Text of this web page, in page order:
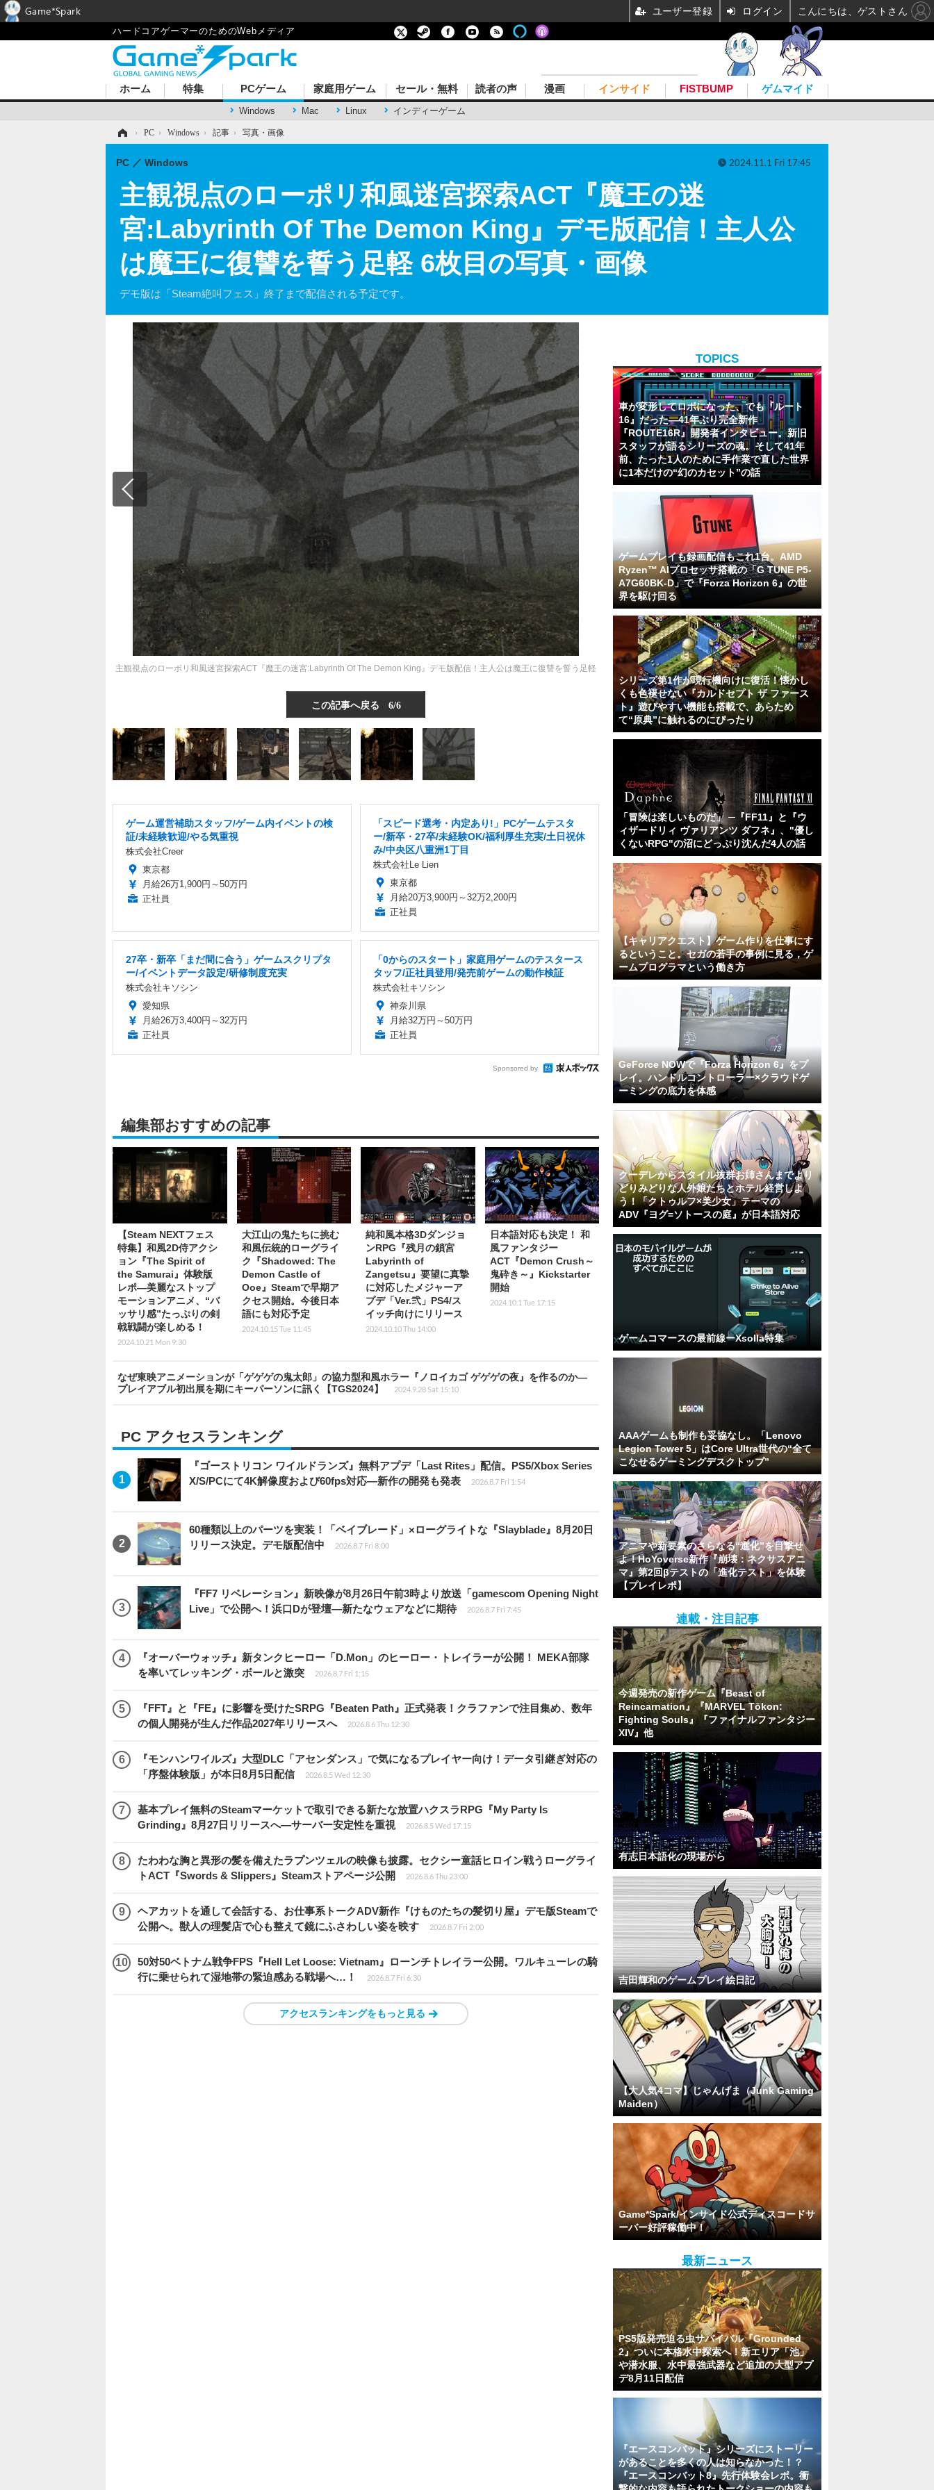
ハードコアゲーマーのためのWebメディア
ホーム 特集 PCゲーム
Windows Mac Linux インディーゲーム
家庭用ゲーム セール・無料 読者の声 漫画 インサイド FISTBUMP ゲムマイド
› PC › Windows › 記事 › 写真・画像
主観視点のローポリ和風迷宮探索ACT『魔王の迷
宮:Labyrinth Of The Demon King』デモ版配信！主人公
は魔王に復讐を誓う足軽 6枚目の写真・画像
デモ版は「Steam絶叫フェス」終了まで配信される予定です。
PC Windows 2024.11.1 Fri 17:45
主観視点のローポリ和風迷宮探索ACT『魔王の迷宮:Labyrinth Of The Demon King』デモ版配信！主人公は魔王に復讐を誓う足軽
この記事へ戻る 6/6
ゲーム運営補助スタッフ/ゲーム内イベントの検
証/未経験歓迎/やる気重視
株式会社Creer
東京都
月給26万1,900円～50万円
正社員
「スピード選考・内定あり!」PCゲームテスタ
ー/新卒・27卒/未経験OK/福利厚生充実/土日祝休
み/中央区八重洲1丁目
株式会社Le Lien
東京都
月給20万3,900円～32万2,200円
正社員
27卒・新卒「まだ間に合う」ゲームスクリプタ
ー/イベントデータ設定/研修制度充実
株式会社キソシン
愛知県
月給26万3,400円～32万円
正社員
「0からのスタート」家庭用ゲームのテスタース
タッフ/正社員登用/発売前ゲームの動作検証
株式会社キソシン
神奈川県
月給32万円～50万円
正社員
Sponsored by
編集部おすすめの記事
【Steam NEXTフェス
特集】和風2D侍アクシ
ョン『The Spirit of
the Samurai』体験版
レポ―美麗なストップ
モーションアニメ、“バ
ッサリ感”たっぷりの剣
戟戦闘が楽しめる！
2024.10.21 Mon 9:30
大江山の鬼たちに挑む
和風伝統的ローグライ
ク『Shadowed: The
Demon Castle of
Ooe』Steamで早期ア
クセス開始。今後日本
語にも対応予定
2024.10.15 Tue 11:45
純和風本格3Dダンジョ
ンRPG『残月の鎖宮
Labyrinth of
Zangetsu』要望に真摯
に対応したメジャーア
プデ「Ver.弐」PS4/ス
イッチ向けにリリース
2024.10.10 Thu 14:00
日本語対応も決定！ 和
風ファンタジー
ACT『Demon Crush～
鬼砕き～』Kickstarter
開始
2024.10.1 Tue 17:15
なぜ東映アニメーションが「ゲゲゲの鬼太郎」の協力型和風ホラー『ノロイカゴ ゲゲゲの夜』を作るのか―
プレイアブル初出展を期にキーパーソンに訊く【TGS2024】
2024.9.28 Sat 15:10
PC アクセスランキング
『ゴーストリコン ワイルドランズ』無料アプデ「Last Rites」配信。PS5/Xbox Series
X/S/PCにて4K解像度および60fps対応―新作の開発も発表
2026.8.7 Fri 1:54
60種類以上のパーツを実装！「ベイブレード」×ローグライトな『Slayblade』8月20日
リリース決定。デモ版配信中
2026.8.7 Fri 8:00
『FF7 リベレーション』新映像が8月26日午前3時より放送「gamescom Opening Night
Live」で公開へ！浜口Dが登壇―新たなウェアなどに期待
2026.8.7 Fri 7:45
『オーバーウォッチ』新タンクヒーロー「D.Mon」のヒーロー・トレイラーが公開！ MEKA部隊
を率いてレッキング・ボールと激突
2026.8.7 Fri 1:15
『FFT』と『FE』に影響を受けたSRPG『Beaten Path』正式発表！クラファンで注目集め、数年
の個人開発が生んだ作品2027年リリースへ
2026.8.6 Thu 12:30
『モンハンワイルズ』大型DLC「アセンダンス」で気になるプレイヤー向け！データ引継ぎ対応の
「序盤体験版」が本日8月5日配信
2026.8.5 Wed 12:30
基本プレイ無料のSteamマーケットで取引できる新たな放置ハクスラRPG『My Party Is
Grinding』8月27日リリースへ―サーバー安定性を重視
2026.8.5 Wed 17:15
たわわな胸と異形の髪を備えたラプンツェルの映像も披露。セクシー童話ヒロイン戦うローグライ
トACT『Swords & Slippers』Steamストアページ公開
2026.8.6 Thu 23:00
ヘアカットを通して会話する、お仕事系トークADV新作『けものたちの髪切り屋』デモ版Steamで
公開へ。獣人の理髪店で心も整えて鏡にふさわしい姿を映す
2026.8.7 Fri 2:00
50対50ベトナム戦争FPS『Hell Let Loose: Vietnam』ローンチトレイラー公開。ワルキューレの騎
行に乗せられて湿地帯の緊迫感ある戦場へ…！
2026.8.7 Fri 6:30
アクセスランキングをもっと見る
TOPICS
車が変形してロボになった、でも『ルート
16』だった―41年ぶり完全新作
『ROUTE16R』開発者インタビュー。新旧
スタッフが語るシリーズの魂。そして41年
前、たった1人のために手作業で直した世界
に1本だけの“幻のカセット”の話
ゲームプレイも録画配信もこれ1台。AMD
Ryzen™ AIプロセッサ搭載の「G TUNE P5-
A7G60BK-D」で『Forza Horizon 6』の世
界を駆け回る
シリーズ第1作が現行機向けに復活！懐かし
くも色褪せない『カルドセプト ザ ファース
ト』遊びやすい機能も搭載で、あらため
て“原典”に触れるのにぴったり
「冒険は楽しいものだ」 ─『FF11』と『ウ
ィザードリィ ヴァリアンツ ダフネ』、"優し
くないRPG"の沼にどっぷり沈んだ4人の話
【キャリアクエスト】ゲーム作りを仕事にす
るということ。セガの若手の事例に見る，ゲ
ームプログラマという働き方
GeForce NOWで『Forza Horizon 6』をプ
レイ。ハンドルコントローラー×クラウドゲ
ーミングの底力を体感
クーデレからスタイル抜群お姉さんまでより
どりみどりな人外娘たちとホテル経営しよ
う！「クトゥルフ×美少女」テーマの
ADV『ヨグ=ソトースの庭』が日本語対応
ゲームコマースの最前線ーXsolla特集
AAAゲームも制作も妥協なし。「Lenovo
Legion Tower 5」はCore Ultra世代の“全て
こなせるゲーミングデスクトップ”
アニマや新要素のさらなる“進化”を目撃せ
よ！HoYoverse新作『崩壊：ネクサスアニ
マ』第2回βテストの「進化テスト」を体験
【プレイレポ】
連載・注目記事
今週発売の新作ゲーム『Beast of
Reincarnation』『MARVEL Tōkon:
Fighting Souls』『ファイナルファンタジー
XIV』他
有志日本語化の現場から
吉田輝和のゲームプレイ絵日記
【大人気4コマ】じゃんげま（Junk Gaming
Maiden）
Game*Spark/インサイド公式ディスコードサ
ーバー好評稼働中！
最新ニュース
PS5版発売迫る虫サバイバル『Grounded
2』ついに本格水中探索へ！新エリア「池」
や潜水服、水中最強武器など追加の大型アプ
デ8月11日配信
『エースコンバット』シリーズにストーリー
があることを多くの人は知らなかった！？
『エースコンバット8』先行体験会レポ。衝
Game*Spark ユーザー登録 ログイン こんにちは、ゲストさん